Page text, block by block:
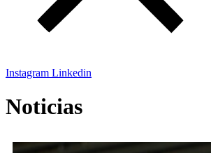
Instagram Linkedin
Noticias